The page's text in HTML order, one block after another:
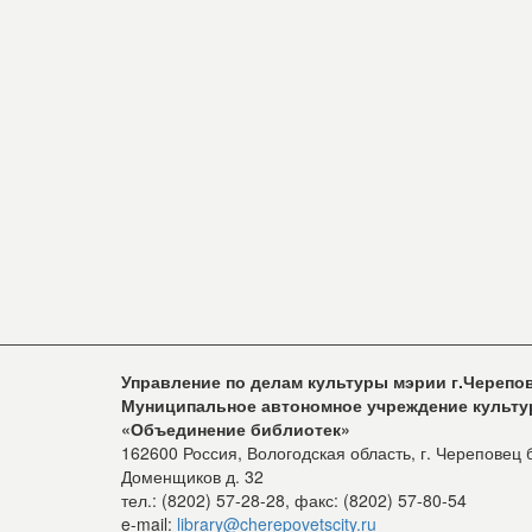
Управление по делам культуры мэрии
Муниципальное автономное учреждение
«Объединение библиотек»
162600 Россия, Вологодская область, г. Череповец
Доменщиков д. 32
тел.: (8202) 57-28-28, факс: (8202) 57-80-54
e-mail: library@cherepovetscity.ru